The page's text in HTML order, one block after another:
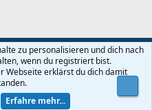
Hilfe und Impressum Start
2026 XenForo Ltd.
zu personalisieren und dich nach
wenn du registriert bist.
Webseite erklärst du dich damit
Erfahre mehr...